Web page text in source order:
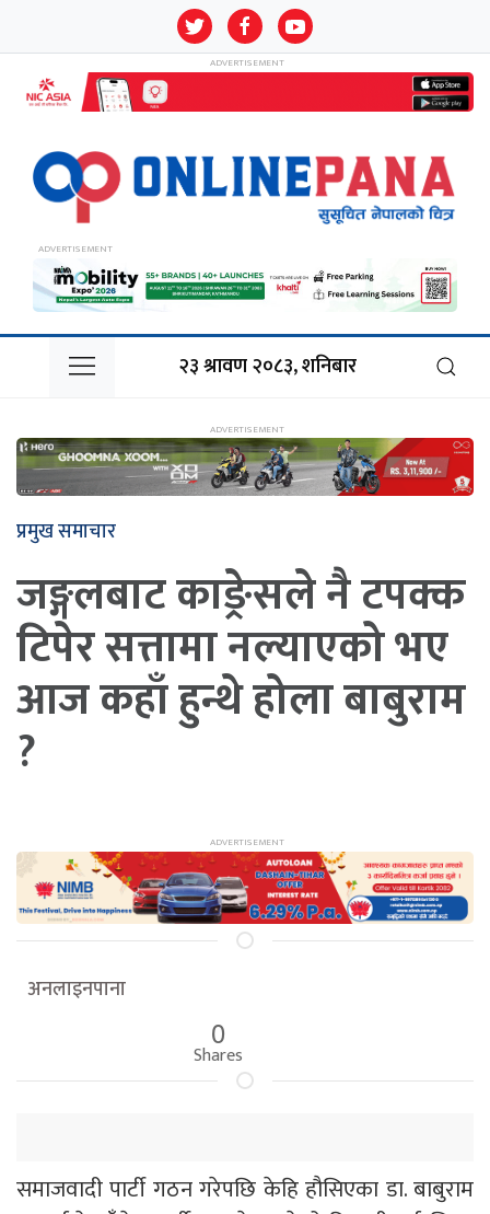
२३ श्रावण २०८३, शनिबार
प्रमुख समाचार
जङ्गलबाट काङ्रेसले नै टपक्क
टिपेर सत्तामा नल्याएको भए
आज कहाँ हुन्थे होला बाबुराम
?
अनलाइनपाना
0
Shares
समाजवादी पार्टी गठन गरेपछि केहि हौसिएका डा. बाबुराम